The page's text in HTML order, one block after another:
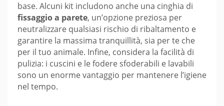
base. Alcuni kit includono anche una cinghia di
fissaggio a parete, un’opzione preziosa per
neutralizzare qualsiasi rischio di ribaltamento e
garantire la massima tranquillità, sia per te che
per il tuo animale. Infine, considera la facilità di
pulizia: i cuscini e le fodere sfoderabili e lavabili
sono un enorme vantaggio per mantenere l’igiene
nel tempo.